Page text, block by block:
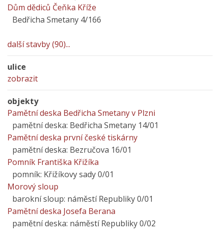
Dům dědiců Čeňka Kříže
Bedřicha Smetany 4/166
další stavby (90)...
ulice
zobrazit
objekty
Pamětní deska Bedřicha Smetany v Plzni
pamětní deska: Bedřicha Smetany 14/01
Pamětní deska první české tiskárny
pamětní deska: Bezručova 16/01
Pomník Františka Křižíka
pomník: Křižíkovy sady 0/01
Morový sloup
barokní sloup: náměstí Republiky 0/01
Pamětní deska Josefa Berana
pamětní deska: náměstí Republiky 0/02